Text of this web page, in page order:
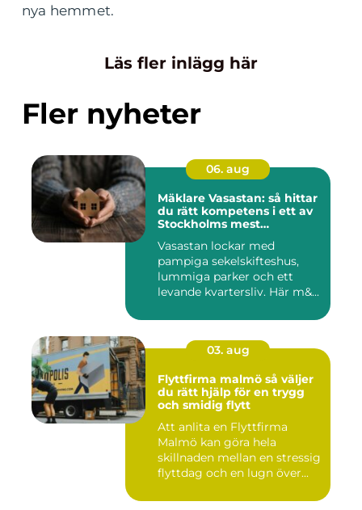
nya hemmet.
Läs fler inlägg här
Fler nyheter
06. aug
Mäklare Vasastan: så hittar
du rätt kompetens i ett av
Stockholms mest
Vasastan lockar med
pampiga sekelskifteshus,
lummiga parker och ett
levande kvartersliv. Här m&...
03. aug
Flyttfirma malmö så väljer
du rätt hjälp för en trygg
och smidig flytt
Att anlita en Flyttfirma
Malmö kan göra hela
skillnaden mellan en stressig
flyttdag och en lugn över...